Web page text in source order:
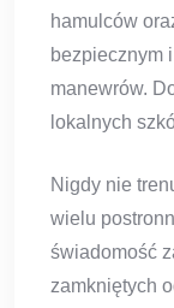
hamulców
bezpiecznym
manewrów.
lokalnych
Nigdy nie
wielu
świadomość
zamkniętych